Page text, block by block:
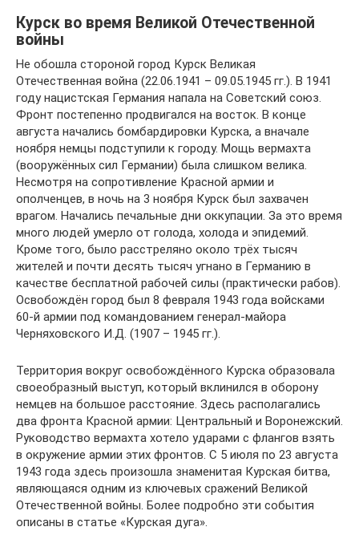
Курск во время Великой Отечественной
войны
Не обошла стороной город Курск Великая
Отечественная война (22.06.1941 – 09.05.1945 гг.). В 1941
году нацистская Германия напала на Советский союз.
Фронт постепенно продвигался на восток. В конце
августа начались бомбардировки Курска, а вначале
ноября немцы подступили к городу. Мощь вермахта
(вооружённых сил Германии) была слишком велика.
Несмотря на сопротивление Красной армии и
ополченцев, в ночь на 3 ноября Курск был захвачен
врагом. Начались печальные дни оккупации. За это время
много людей умерло от голода, холода и эпидемий.
Кроме того, было расстреляно около трёх тысяч
жителей и почти десять тысяч угнано в Германию в
качестве бесплатной рабочей силы (практически рабов).
Освобождён город был 8 февраля 1943 года войсками
60-й армии под командованием генерал-майора
Черняховского И.Д. (1907 – 1945 гг.).
Территория вокруг освобождённого Курска образовала
своеобразный выступ, который вклинился в оборону
немцев на большое расстояние. Здесь располагались
два фронта Красной армии: Центральный и Воронежский.
Руководство вермахта хотело ударами с флангов взять
в окружение армии этих фронтов. С 5 июля по 23 августа
1943 года здесь произошла знаменитая Курская битва,
являющаяся одним из ключевых сражений Великой
Отечественной войны. Более подробно эти события
описаны в статье «Курская дуга».